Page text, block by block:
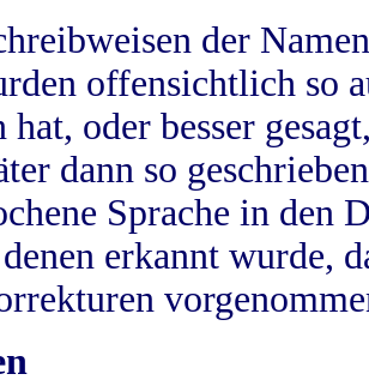
der
offensichtlich so
hat, oder besser
dann so
Sprache in
erkannt wurde,